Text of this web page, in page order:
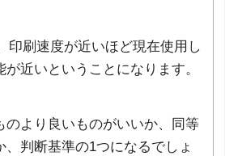
印刷速度が近いほど現在使用し
近いということになります。
のより良いものがいいか、同等
判断基準の1つになるでしょ